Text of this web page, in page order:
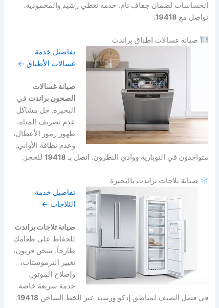
الحساسات لضمان جفاف تام. خدمة تغطي رشيد والمحمودية.
تواصل مع 19418
.
صيانة غسالات اطباق براندت
تفاصيل خدمة
غسالات الأطباق ←
صيانة غسالات
الصحون براندت في
البحيرة. حل مشاكل
عدم تصريف المياه،
ظهور رموز الأعطال،
وعدم نظافة الأواني.
متواجدون في النوبارية ووادي النطرون. اتصل بـ 19418 للحجز.
صيانة ثلاجات براندت بالبحيرة
تفاصيل خدمة
الثلاجات ←
صيانة ثلاجات براندت
للحفاظ على طعامك
طازجاً. شحن فريون،
تغيير الترموستات،
وإصلاح الموتور.
خدمة سريعة خاصة
في فصل الصيف لمناطق إدكو ورشيد عبر الخط الساخن 19418
.